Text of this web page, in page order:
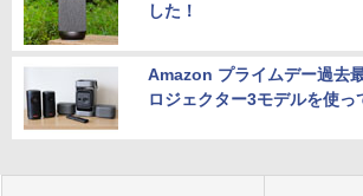
した！
Amazon プライムデー過去
ロジェクター3モデルを使っ